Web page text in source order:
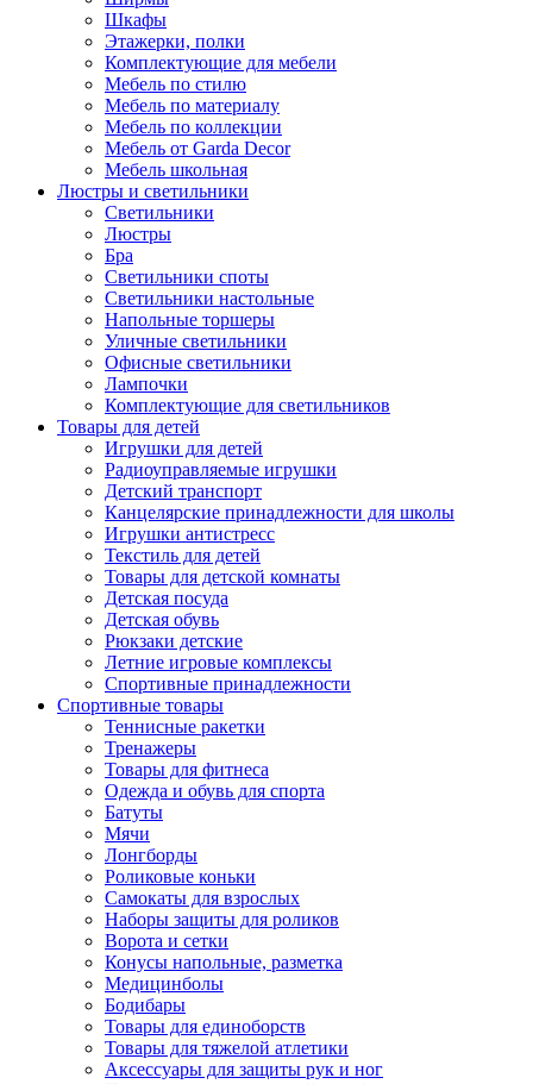
Шкафы
Этажерки, полки
Комплектующие для мебели
Мебель по стилю
Мебель по материалу
Мебель по коллекции
Мебель от Garda Decor
Мебель школьная
Люстры и светильники
Светильники
Люстры
Бра
Светильники споты
Светильники настольные
Напольные торшеры
Уличные светильники
Офисные светильники
Лампочки
Комплектующие для светильников
Товары для детей
Игрушки для детей
Радиоуправляемые игрушки
Детский транспорт
Канцелярские принадлежности для школы
Игрушки антистресс
Текстиль для детей
Товары для детской комнаты
Детская посуда
Детская обувь
Рюкзаки детские
Летние игровые комплексы
Спортивные принадлежности
Спортивные товары
Теннисные ракетки
Тренажеры
Товары для фитнеса
Одежда и обувь для спорта
Батуты
Мячи
Лонгборды
Роликовые коньки
Самокаты для взрослых
Наборы защиты для роликов
Ворота и сетки
Конусы напольные, разметка
Медицинболы
Бодибары
Товары для единоборств
Товары для тяжелой атлетики
Аксессуары для защиты рук и ног